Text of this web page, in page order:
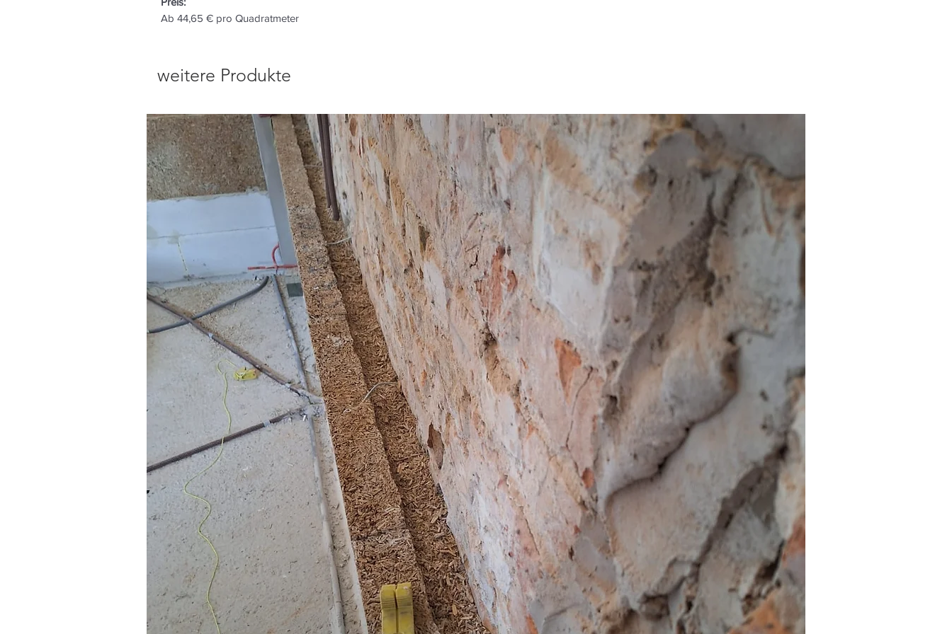
Ab 44,65 € pro Quadratmeter
• Feuchtigkeitsregulierung bei gewerblichen
Bauvorhaben, bei denen es zu großen
Feuchtigkeitsschwankungen kommt: Archivräume,
Museen, Turnhallen, Schwimmbäder, ...
Schalldämmung
Unabhängig davon, ob Sie die Hanfsteine von
IsoHemp für Ihre Wände oder Aufdopplung
verwenden, werden Geräusche von außen und
Umgebungsgeräusche deutlich abgeschwächt.
Hanfsteine wirken wie ein echter Resonanzkörper, der
den Großteil der Schallwellen dämpft und so die
Lärmbelästigung reduziert.
Brandschutz und Feuerbeständigkeit
Der Hanfstein von IsoHemp entspricht den geltenden
Normenund bietet eine einfache und wirksame
Lösung für Ihre Probleme auf der Baustelle,
unabhängig davon, ob Sie Arbeiten an industri-ellen
oder Gemeinschaftsgebäuden (Kindertagesstätten,
Schulen usw.) oder an Wohngebäuden durchführen.
Dank seines hervorragenden Brandverhaltens (Klasse
B-s1 d0 ) ist es 2 oder mehr Stunden lang
feuerbeständig. Wie lange genau, hängt von der
aufgetragenen Verputzung und der Dicke des
verwendeten Hanfstein ab.
Gut für die Gesundheit und die Umwelt
Der Hanfstein erfüllt die strengsten Anforderungen an
eine nachhaltige Entwicklung: Er wird in einem
äußerst energieeffizienten Verfahren aus 100 %
natürlichem Material (Kalk und Hanf) hergestellt, das
von lokalen Erzeugern bezogen wird. Wenn Sie mit
weitere Produkte